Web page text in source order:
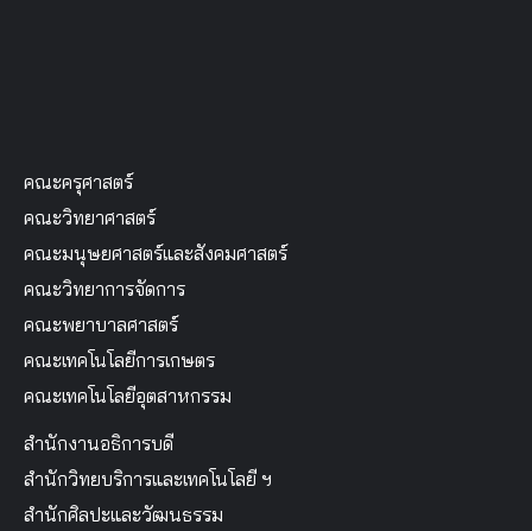
คณะครุศาสตร์
คณะวิทยาศาสตร์
คณะมนุษยศาสตร์และสังคมศาสตร์
คณะวิทยาการจัดการ
คณะพยาบาลศาสตร์
คณะเทคโนโลยีการเกษตร
คณะเทคโนโลยีอุตสาหกรรม
สำนักงานอธิการบดี
สำนักวิทยบริการและเทคโนโลยี ฯ
สำนักศิลปะและวัฒนธรรม